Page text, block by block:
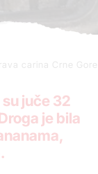
carina Crne Gore
juče 32
je bila